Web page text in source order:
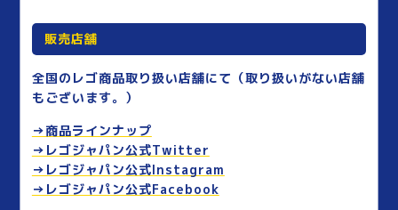
販売店舗
全国のレゴ商品取り扱い店舗にて（取り扱いがない店舗
もございます。）
→商品ラインナップ
→レゴジャパン公式Twitter
→レゴジャパン公式Instagram
→レゴジャパン公式Facebook